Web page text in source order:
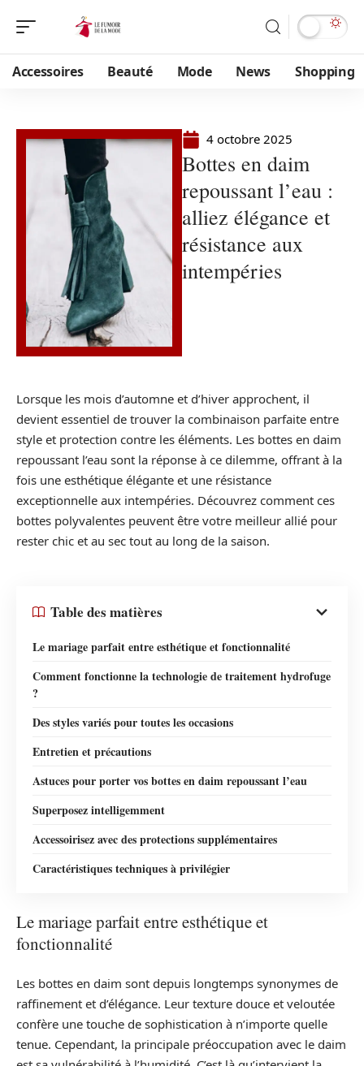
Accessoires Beauté Mode News Shopping
4 octobre 2025
Bottes en daim
repoussant l’eau :
alliez élégance et
résistance aux
intempéries
Lorsque les mois d’automne et d’hiver approchent, il
devient essentiel de trouver la combinaison parfaite entre
style et protection contre les éléments. Les bottes en daim
repoussant l’eau sont la réponse à ce dilemme, offrant à la
fois une esthétique élégante et une résistance
exceptionnelle aux intempéries. Découvrez comment ces
bottes polyvalentes peuvent être votre meilleur allié pour
rester chic et au sec tout au long de la saison.
Table des matières
Le mariage parfait entre esthétique et fonctionnalité
Comment fonctionne la technologie de traitement hydrofuge
?
Des styles variés pour toutes les occasions
Entretien et précautions
Astuces pour porter vos bottes en daim repoussant l’eau
Superposez intelligemment
Accessoirisez avec des protections supplémentaires
Caractéristiques techniques à privilégier
Le mariage parfait entre esthétique et
fonctionnalité
Les bottes en daim sont depuis longtemps synonymes de
raffinement et d’élégance. Leur texture douce et veloutée
confère une touche de sophistication à n’importe quelle
tenue. Cependant, la principale préoccupation avec le daim